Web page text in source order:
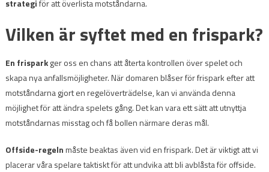
strategiför att överlista motståndarna.
Vilken är syftet med en frispark?
En frisparkger oss en chans att återta kontrollen över spelet och
skapa nya anfallsmöjligheter. När domaren blåser för frispark efter att
motståndarna gjort en regelöverträdelse, kan vi använda denna
möjlighet för att ändra spelets gång. Det kan vara ett sätt att utnyttja
motståndarnas misstag och få bollen närmare deras mål.
Offside-regelnmåste beaktas även vid en frispark. Det är viktigt att vi
placerar våra spelare taktiskt för att undvika att bli avblåsta för offside.